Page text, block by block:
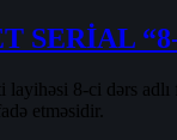
SERİAL
layihəsi 8-ci dərs
etməsidir.